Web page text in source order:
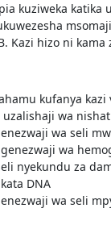
kuziweka katika
Kazi hizo ni kama
kufanya kazi
wa
wa seli
wa
nyekundu za
DNA
wa seli